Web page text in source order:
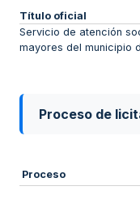
Título oficial
Servicio de atención
mayores del municipio
Proceso de
Proceso